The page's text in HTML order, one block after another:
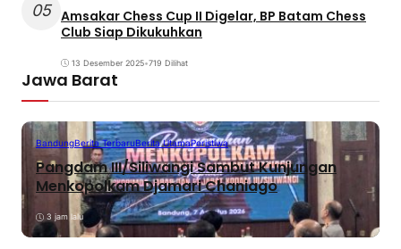
05 Amsakar Chess Cup II Digelar, BP Batam Chess
Club Siap Dikukuhkan
13 Desember 2025•719 Dilihat
Jawa Barat
BandungBerita TerbaruBerita UtamaPeristiwa
Pangdam III/Siliwangi Sambut Kunjungan
Menkopolkam Djamari Chaniago
3 jam lalu